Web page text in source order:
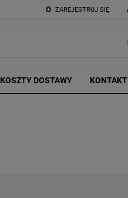
ZAREJESTRUJ SIĘ
KOSZTY DOSTAWY KONTAKT